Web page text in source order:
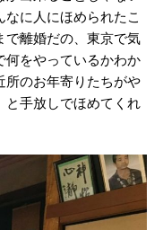
に人にほめられたこ
で離婚だの、東京で気
何をやっているかわか
所のお年寄りたちがや
と手放しでほめてくれ